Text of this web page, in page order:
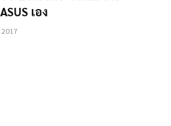
เอง